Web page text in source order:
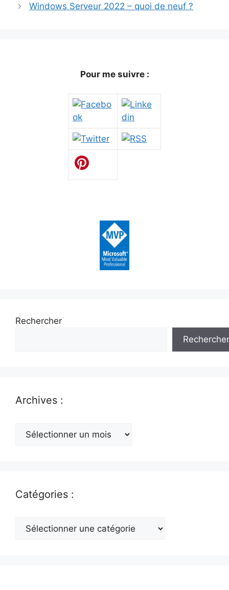
Windows Serveur 2022 – quoi de neuf ?
Pour me suivre :
Rechercher
Rechercher
Archives :
Archives
Catégories :
Catégories